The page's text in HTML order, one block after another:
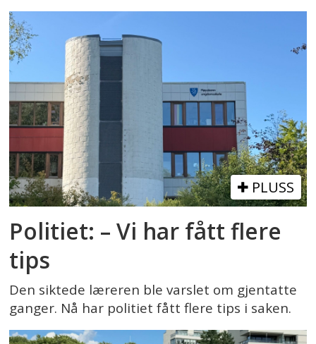
PLUSS
Politiet: – Vi har fått flere
tips
Den siktede læreren ble varslet om gjentatte
ganger. Nå har politiet fått flere tips i saken.